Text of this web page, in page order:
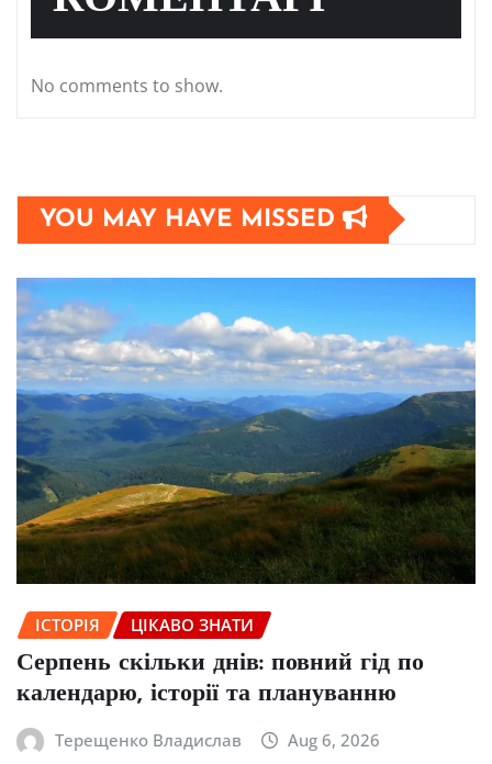
No comments to show.
YOU MAY HAVE MISSED
ІСТОРІЯ ЦІКАВО ЗНАТИ
Серпень скільки днів: повний гід по
календарю, історії та плануванню
Терещенко Владислав Aug 6, 2026